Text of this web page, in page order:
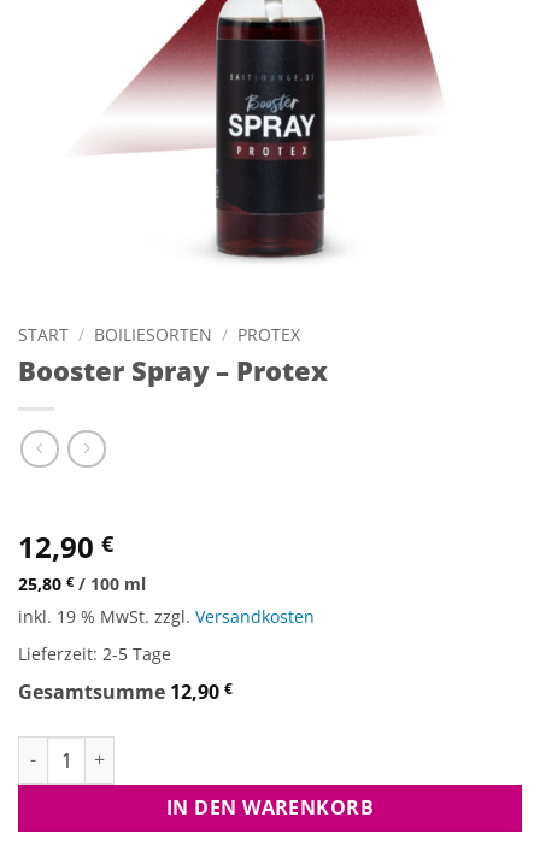
START / BOILIESORTEN / PROTEX
Booster Spray – Protex
12,90 €
25,80 € / 100 ml
inkl. 19 % MwSt. zzgl. Versandkosten
Lieferzeit: 2-5 Tage
Gesamtsumme 12,90 €
Booster Spray - Protex Menge
IN DEN WARENKORB